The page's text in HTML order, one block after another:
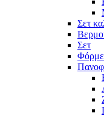
Σετ
Σετ